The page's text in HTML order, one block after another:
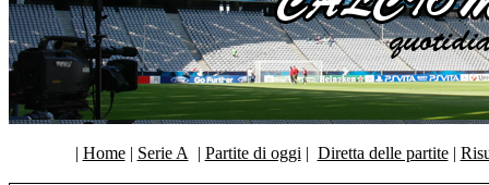
| Home| Serie A | Partite di oggi | Diretta delle partite|